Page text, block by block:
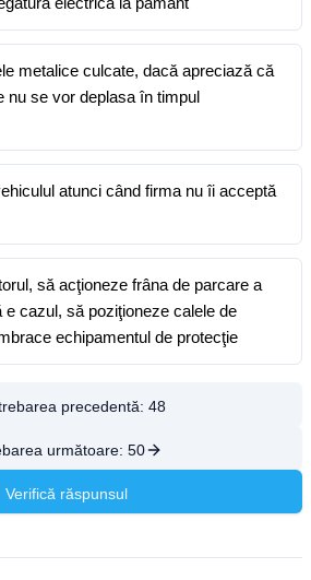
metalice culcate, dacă apreciază că
nu se vor deplasa în timpul
atunci când firma nu îi acceptă
să acţioneze frâna de parcare a
e cazul, să poziţioneze calele de
echipamentul de protecţie
precedentă: 48
următoare: 50
Verifică răspunsul